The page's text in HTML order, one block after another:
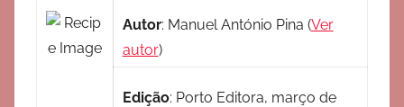
Autor: Manuel António Pina (Ver
autor)
Edição: Porto Editora, março de